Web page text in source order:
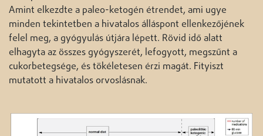
Amint elkezdte a paleo-ketogén étrendet, ami ugye
minden tekintetben a hivatalos álláspont ellenkezőjének
felel meg, a gyógyulás útjára lépett. Rövid idő alatt
elhagyta az összes gyógyszerét, lefogyott, megszűnt a
cukorbetegsége, és tökéletesen érzi magát. Fityiszt
mutatott a hivatalos orvoslásnak.